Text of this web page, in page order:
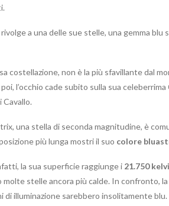
a una delle sue stelle, una gemma blu
costellazione, non è la più sfavillante dal
l’occhio cade subito sulla sua
Cavallo.
una stella di seconda magnitudine, è
più lunga mostri il suo colore
la sua superficie raggiunge i 21.750
molte stelle ancora più calde. In confronto,
di illuminazione sarebbero insolitamente